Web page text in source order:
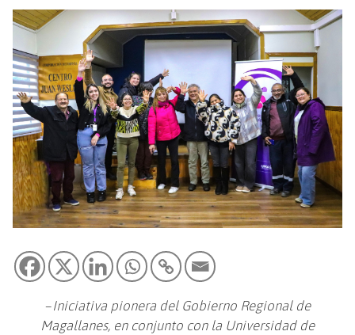
–Iniciativa pionera del Gobierno Regional de
Magallanes, en conjunto con la Universidad de